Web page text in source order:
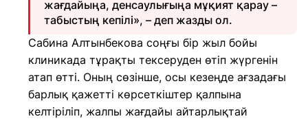
жағдайыңа, денсаулығыңа мұқият қарау –
табыстың кепілі», – деп жазды ол.
Сабина Алтынбекова соңғы бір жыл бойы
клиникада тұрақты тексеруден өтіп жүргенін
атап өтті. Оның сөзінше, осы кезеңде ағзадағы
барлық қажетті көрсеткіштер қалпына
келтіріліп, жалпы жағдайы айтарлықтай